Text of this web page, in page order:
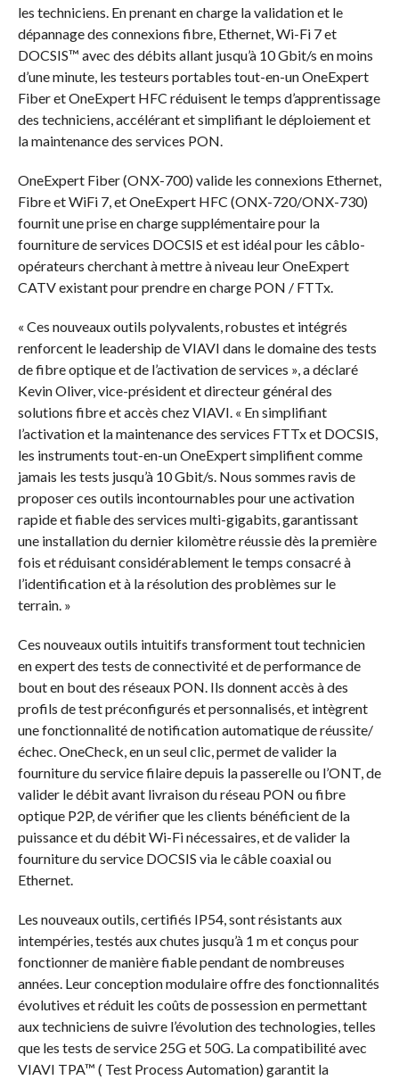
les techniciens. En prenant en charge la validation et le
dépannage des connexions fibre, Ethernet, Wi-Fi 7 et
DOCSIS™ avec des débits allant jusqu’à 10 Gbit/s en moins
d’une minute, les testeurs portables tout-en-un OneExpert
Fiber et OneExpert HFC réduisent le temps d’apprentissage
des techniciens, accélérant et simplifiant le déploiement et
la maintenance des services PON.
OneExpert Fiber (ONX-700) valide les connexions Ethernet,
Fibre et WiFi 7, et OneExpert HFC (ONX-720/ONX-730)
fournit une prise en charge supplémentaire pour la
fourniture de services DOCSIS et est idéal pour les câblo-
opérateurs cherchant à mettre à niveau leur OneExpert
CATV existant pour prendre en charge PON / FTTx.
« Ces nouveaux outils polyvalents, robustes et intégrés
renforcent le leadership de VIAVI dans le domaine des tests
de fibre optique et de l’activation de services », a déclaré
Kevin Oliver, vice-président et directeur général des
solutions fibre et accès chez VIAVI. « En simplifiant
l’activation et la maintenance des services FTTx et DOCSIS,
les instruments tout-en-un OneExpert simplifient comme
jamais les tests jusqu’à 10 Gbit/s. Nous sommes ravis de
proposer ces outils incontournables pour une activation
rapide et fiable des services multi-gigabits, garantissant
une installation du dernier kilomètre réussie dès la première
fois et réduisant considérablement le temps consacré à
l’identification et à la résolution des problèmes sur le
terrain. »
Ces nouveaux outils intuitifs transforment tout technicien
en expert des tests de connectivité et de performance de
bout en bout des réseaux PON. Ils donnent accès à des
profils de test préconfigurés et personnalisés, et intègrent
une fonctionnalité de notification automatique de réussite/
échec. OneCheck, en un seul clic, permet de valider la
fourniture du service filaire depuis la passerelle ou l’ONT, de
valider le débit avant livraison du réseau PON ou fibre
optique P2P, de vérifier que les clients bénéficient de la
puissance et du débit Wi-Fi nécessaires, et de valider la
fourniture du service DOCSIS via le câble coaxial ou
Ethernet.
Les nouveaux outils, certifiés IP54, sont résistants aux
intempéries, testés aux chutes jusqu’à 1 m et conçus pour
fonctionner de manière fiable pendant de nombreuses
années. Leur conception modulaire offre des fonctionnalités
évolutives et réduit les coûts de possession en permettant
aux techniciens de suivre l’évolution des technologies, telles
que les tests de service 25G et 50G. La compatibilité avec
VIAVI TPA™ ( Test Process Automation) garantit la